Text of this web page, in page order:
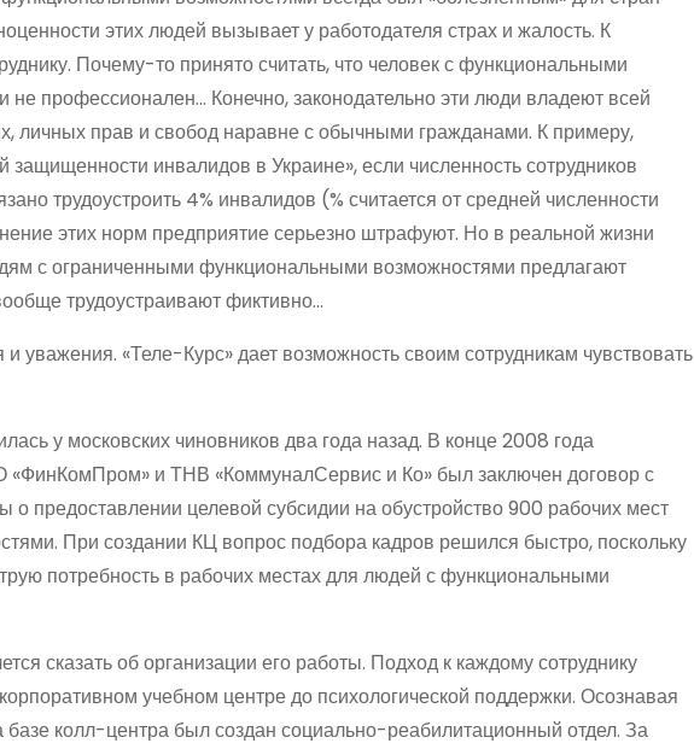
этих людей вызывает у работодателя страх и жалость. К
Почему-то принято считать, что человек с функциональными
профессионален… Конечно, законодательно эти люди владеют всей
личных прав и свобод наравне с обычными гражданами. К примеру,
инвалидов в Украине», если численность сотрудников
трудоустроить 4% инвалидов (% считается от средней численности
этих норм предприятие серьезно штрафуют. Но в реальной жизни
с ограниченными функциональными возможностями предлагают
трудоустраивают фиктивно…
уважения. «Теле-Курс» дает возможность своим сотрудникам чувствовать
у московских чиновников два года назад. В конце 2008 года
и ТНВ «КоммуналСервис и Ко» был заключен договор с
предоставлении целевой субсидии на обустройство 900 рабочих мест
При создании КЦ вопрос подбора кадров решился быстро, поскольку
потребность в рабочих местах для людей с функциональными
сказать об организации его работы. Подход к каждому сотруднику
учебном центре до психологической поддержки. Осознавая
колл-центра был создан социально-реабилитационный отдел. За